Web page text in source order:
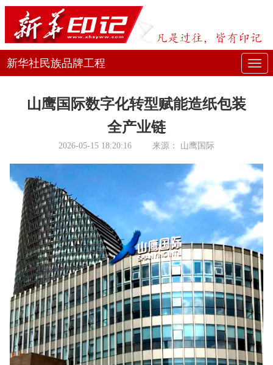
展
叠
导
航
新华社民族品牌工程
山鹰国际数字化转型赋能造纸包装
全产业链
2026-05-15 18:20:16 来源： 山鹰国际